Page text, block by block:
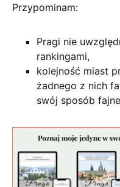
Przypominam:
Pragi nie
rankingami,
kolejność miast
żadnego z nich
swój sposób